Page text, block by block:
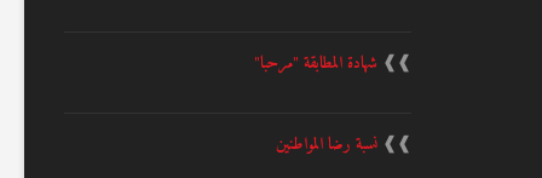
❱❱ شهادة المطابقة "مرحبا"
❱❱نسبة رضا المواطنين